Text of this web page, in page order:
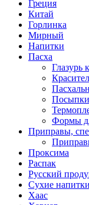
Греция
Китай
Горлинка
Мирный
Напитки
Пасха
Глазурь
Посыпки
Формы
Приправы,
Проксима
Распак
Русский
Сухие напитки
Хаас